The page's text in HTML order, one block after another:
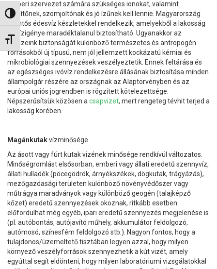
Nagy kontraszt váltása
Betűméret váltása
emberi szervezet számára szükséges ionokat, valamint
frissítőnek, szomjoltónak és jó ízűnek kell lennie. Magyarország
jelentős édesvíz készletekkel rendelkezik, amelyekből a lakosság
ivóvízigénye maradéktalanul biztosítható. Ugyanakkor az
ivóvizeink biztonságát különböző természetes és antropogén
forrásokból új típusú, nem jól jellemzett kockázatú kémiai és
mikrobiológiai szennyezések veszélyeztetik. Ennek feltárása és
az egészséges ivóvíz rendelkezésre állásának biztosítása minden
állampolgár részére az országnak az Alaptörvényben és az
európai uniós jogrendben is rögzített kötelezettsége.
Népszerűsítsük közösen a csapvizet, mert rengeteg tévhit terjed a
lakosság körében.
Magánkutakvízminősége
Az ásott vagy fúrt kutak vizének minősége rendkívül változatos.
Minőségromlást elsősorban, emberi vagy állati eredetű szennyvíz,
állati hulladék (pöcegödrök, árnyékszékek, dögkutak, trágyázás),
mezőgazdasági területen különböző növényvédőszer vagy
műtrágya maradványok vagy különböző geogén (talajképző
kőzet) eredetű szennyezések okoznak, ritkább esetben
előfordulhat még egyéb, ipari eredetű szennyezés megjelenése is
(pl. autóbontás, autójavító műhely, akkumulátor feldolgozó,
autómosó, színesfém feldolgozó stb.). Nagyon fontos, hogy a
tulajdonos/üzemeltető tisztában legyen azzal, hogy milyen
környező veszélyforrások szennyezhetik a kút vizét, amely
egyúttal segít eldönteni, hogy milyen laboratóriumi vizsgálatokkal